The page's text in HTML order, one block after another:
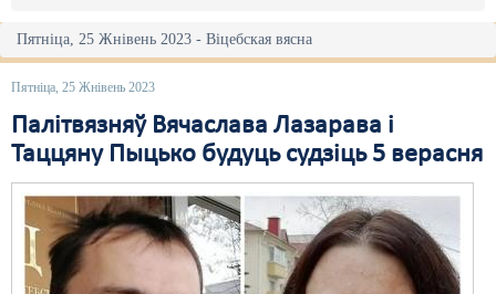
Пятніца, 25 Жнівень 2023 - Віцебская вясна
Пятніца, 25 Жнівень 2023
Палітвязняў Вячаслава Лазарава і
Таццяну Пыцько будуць судзіць 5 верасня
Акцыі
Выбары
Грамадзянскія ініцыятывы
Дзяржава
Дыскрымінацыя
Відэа
Пра нас
RSS